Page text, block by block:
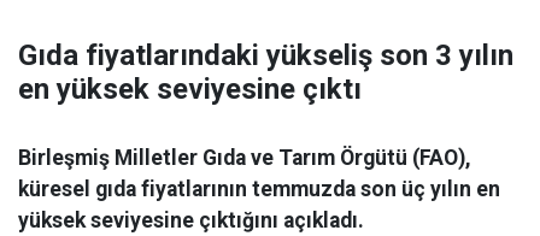
Gıda fiyatlarındaki yükseliş son 3 yılın
en yüksek seviyesine çıktı
Birleşmiş Milletler Gıda ve Tarım Örgütü (FAO),
küresel gıda fiyatlarının temmuzda son üç yılın en
yüksek seviyesine çıktığını açıkladı.